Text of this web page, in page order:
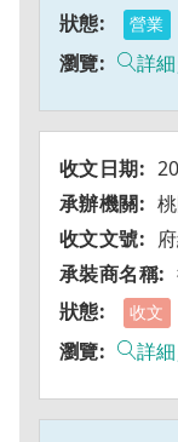
營業
詳
收文
詳